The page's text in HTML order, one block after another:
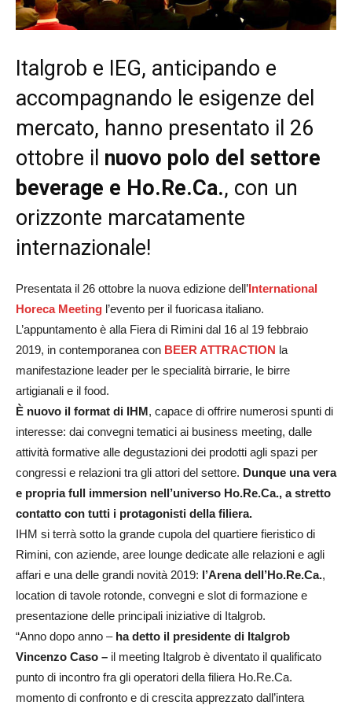
Italgrob e IEG, anticipando e
accompagnando le esigenze del
mercato, hanno presentato il 26
ottobre il nuovo polo del settore
beverage e Ho.Re.Ca., con un
orizzonte marcatamente
internazionale!
Presentata il 26 ottobre la nuova edizione dell’International
Horeca Meeting l’evento per il fuoricasa italiano.
L’appuntamento è alla Fiera di Rimini dal 16 al 19 febbraio
2019, in contemporanea con BEER ATTRACTION la
manifestazione leader per le specialità birrarie, le birre
artigianali e il food.
È nuovo il format di IHM, capace di offrire numerosi spunti di
interesse: dai convegni tematici ai business meeting, dalle
attività formative alle degustazioni dei prodotti agli spazi per
congressi e relazioni tra gli attori del settore. Dunque una vera
e propria full immersion nell’universo Ho.Re.Ca., a stretto
contatto con tutti i protagonisti della filiera.
IHM si terrà sotto la grande cupola del quartiere fieristico di
Rimini, con aziende, aree lounge dedicate alle relazioni e agli
affari e una delle grandi novità 2019: l’Arena dell’Ho.Re.Ca.,
location di tavole rotonde, convegni e slot di formazione e
presentazione delle principali iniziative di Italgrob.
“Anno dopo anno – ha detto il presidente di Italgrob
Vincenzo Caso – il meeting Italgrob è diventato il qualificato
punto di incontro fra gli operatori della filiera Ho.Re.Ca.
momento di confronto e di crescita apprezzato dall’intera